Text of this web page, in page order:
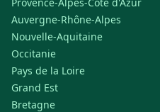
Auvergne-Rhône-Alpes
Nouvelle-Aquitaine
Occitanie
Pays de la Loire
Grand Est
Bretagne